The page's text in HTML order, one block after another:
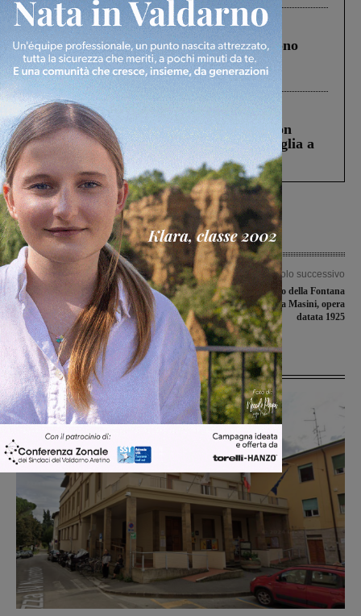
Cronaca 4 Agosto 2026
Un anno fa la strage in A1 in cui morirono
Gianni, Giulia e Franco. Lo schianto, il
processo, lo stop ai sorpassi fra tir....
Cronaca 3 Agosto 2026
Scomparso da una struttura di Castiglion
Fiorentino l’uomo che aveva ucciso la figlia a
Levane nel 2020
Articolo precedente
Juniores nazionali, una vittoria e un
pareggio per le valdarnesi nella
seconda giornata
Articolo successivo
Completato il restauro della Fontana
del Tritone a Villa Masini, opera
datata 1925
Ultime Notizie